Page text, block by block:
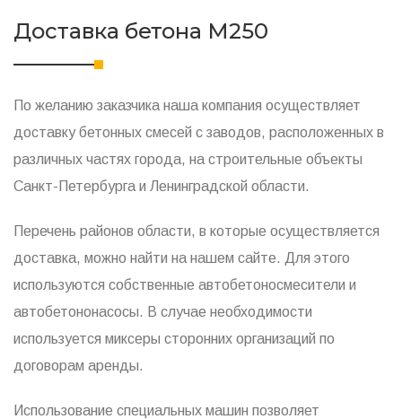
Доставка бетона M250
По желанию заказчика наша компания осуществляет
доставку бетонных смесей с заводов, расположенных в
различных частях города, на строительные объекты
Санкт-Петербурга и Ленинградской области.
Перечень районов области, в которые осуществляется
доставка, можно найти на нашем сайте. Для этого
используются собственные автобетоносмесители и
автобетононасосы. В случае необходимости
используется миксеры сторонних организаций по
договорам аренды.
Использование специальных машин позволяет